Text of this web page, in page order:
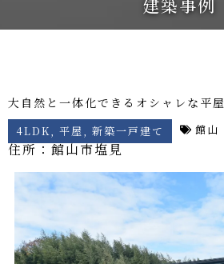
建築事例
大自然と一体化できるオシャレな平屋
4LDK, 平屋 , 新築一戸建て 館山
住所：館山市塩見